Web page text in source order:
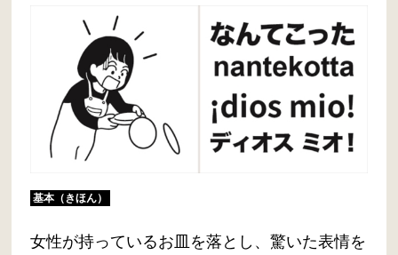
基本（きほん）
女性が持っているお皿を落とし、驚いた表情を